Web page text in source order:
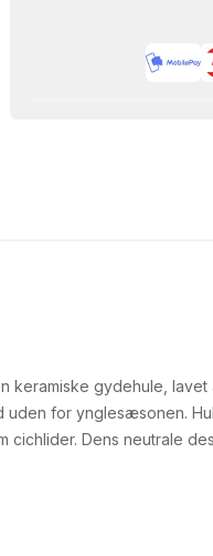
keramiske gydehule,
for ynglesæsonen.
Dens neutrale